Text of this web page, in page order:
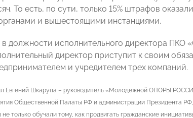
То есть, по сути, только 15% штрафов
и вышестоящими инстанциями.
в должности исполнительного директора
директор приступит к своим
и учредителем трех компаний.
Евгений Шкарупа – руководитель «Молодежной ОПОРЫ
Общественной Палаты РФ и администрации Президента
только обучали тому, как продвигать гражданские